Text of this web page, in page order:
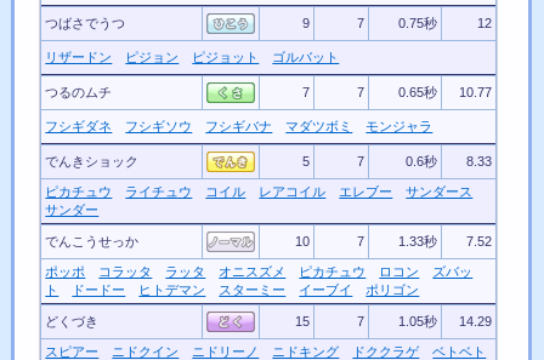
つばさでうつ 9 7 0.75秒 12
リザードン ピジョン ピジョット ゴルバット
つるのムチ 7 7 0.65秒 10.77
フシギダネ フシギソウ フシギバナ マダツボミ モンジャラ
でんきショック 5 7 0.6秒 8.33
ピカチュウ ライチュウ コイル レアコイル エレブー
サンダース
サンダー
でんこうせっか 10 7 1.33秒 7.52
ポッポ コラッタ ラッタ オニスズメ ピカチュウ ロコン
ズバッ
ト
ドードー ヒトデマン スターミー イーブイ ポリゴン
どくづき 15 7 1.05秒 14.29
スピアー ニドクイン ニドリーノ ニドキング ドククラゲ
ベトベト